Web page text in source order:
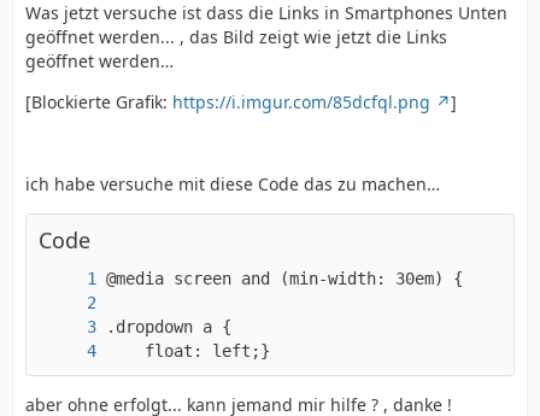
Was jetzt versuche ist dass die Links in Smartphones Unten
geöffnet werden... , das Bild zeigt wie jetzt die Links
geöffnet werden…
[Blockierte Grafik: https://i.imgur.com/85dcfql.png ]
ich habe versuche mit diese Code das zu machen…
Code
    float: left;}
aber ohne erfolgt... kann jemand mir hilfe ? , danke !